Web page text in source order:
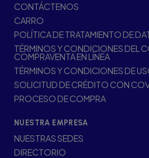
CONTÁCTENOS
CARRO
POLÍTICA DE TRATAMIENTO DE
TÉRMINOS Y CONDICIONES DEL
COMPRAVENTA EN LÍNEA
TÉRMINOS Y CONDICIONES DE
SOLICITUD DE CRÉDITO CON
PROCESO DE COMPRA
NUESTRA EMPRESA
NUESTRAS SEDES
DIRECTORIO